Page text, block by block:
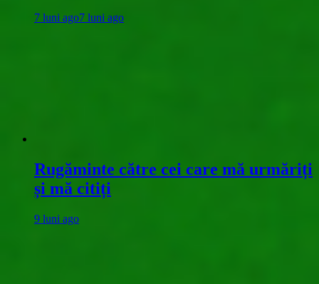
7 luni ago7 luni ago
Rugăminte către cei care mă urmăriți
și mă citiți
9 luni ago